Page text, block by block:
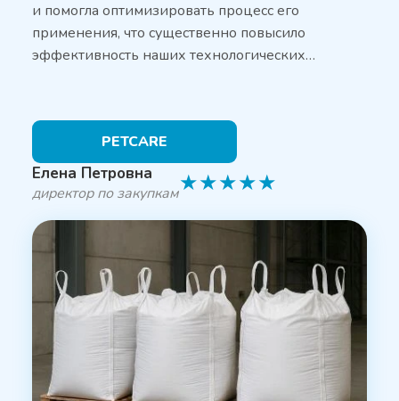
и помогла оптимизировать процесс его
применения, что существенно повысило
эффективность наших технологических…
PETCARE
Елена Петровна
директор по закупкам★★★★★